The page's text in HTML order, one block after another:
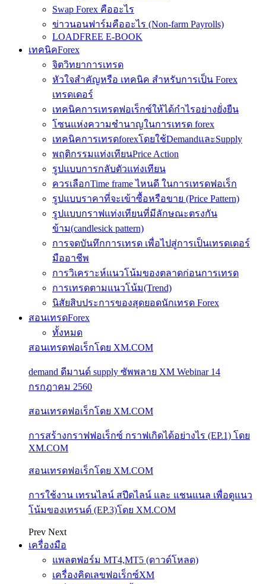
Swap Forex คืออะไร
ข่าวนอนฟาร์มคืออะไร (Non-farm Payrolls)
LOADFREE E-BOOK
เทคนิคForex
จิตวิทยาการเทรด
หัวใจสำคัญหรือ เทคนิค สำหรับการเป็น Forex
เทรดเดอร์
เทคนิคการเทรดฟอเร็กซ์ให้ได้กำไรอย่างยั่งยืน
โซนแห่งความชำนาญในการเทรด forex
เทคนิคการเทรดforexโดยใช้DemandและSupply
พฤติกรรมแท่งเทียนPrice Action
รูปแบบการกลับตัวแท่งเทียน
ควรเลือกTime frame ไหนดี ในการเทรดฟอเร็ก
รูปแบบราคาที่จะเข้าซื้อหรือขาย (Price Pattern)
รูปแบบกราฟแท่งเทียนที่มีลักษณะตรงกัน
ข้าม(candlesick pattern)
การจดบันทึกการเทรด เพื่อไปสู่การเป็นเทรดเดอร์
มืออาชีพ
การวิเคราะห์แนวโน้มของตลาดก่อนการเทรด
การเทรดตามแนวโน้ม(Trend)
นิสัยสิบประการของสุดยอดนักเทรด Forex
สอนเทรดForex
ทั้งหมด
สอนเทรดฟอเร็กโดย XM.COM
demand ดีมานด์ supply ซัพพลาย XM Webinar 14
กรกฎาคม 2560
สอนเทรดฟอเร็กโดย XM.COM
การสร้างกราฟฟอเร็กซ์ กราฟเกิดได้อย่างไร (EP.1) โดย
XM.COM
สอนเทรดฟอเร็กโดย XM.COM
การใช้งาน เทรนไลน์ สปีดไลน์ และ แชนแนล เพื่อดูแนว
โน้มของเทรนด์ (EP.3)โดย XM.COM
Prev Next
เครื่องมือ
แพลตฟอร์ม MT4,MT5 (ดาวด์โหลด)
เครื่องคิดเลขฟอเร็กซ์XM